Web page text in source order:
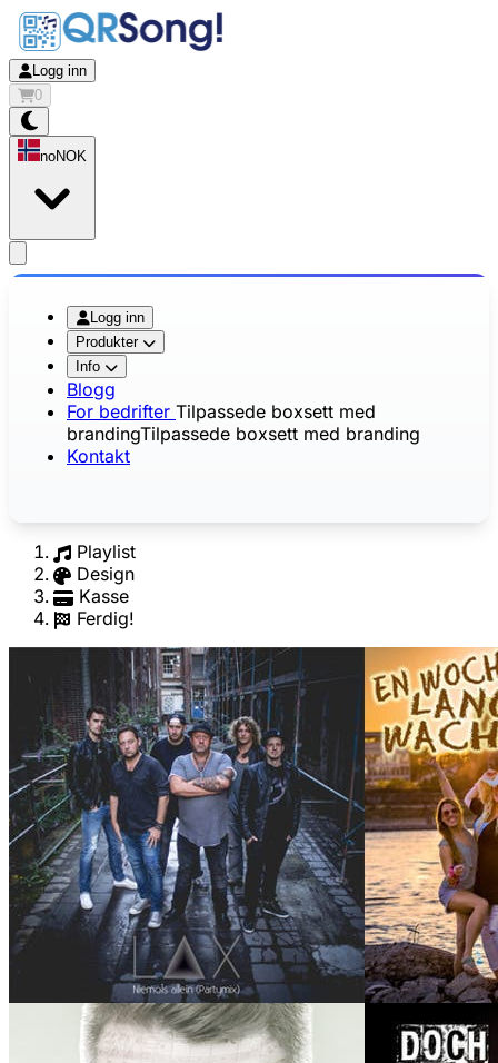
Logg inn
0
noNOK
Logg inn
Produkter
Info
Blogg
For bedrifter Tilpassede boxsett med
brandingTilpassede boxsett med branding
Kontakt
Playlist
Design
Kasse
Ferdig!